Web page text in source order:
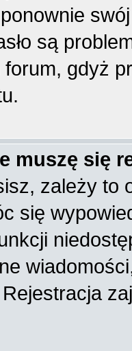
są
gdyż
muszę się
zależy to
się